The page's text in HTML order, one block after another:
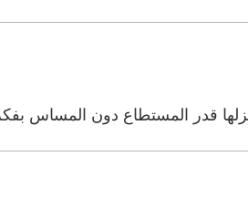
قدر المستطاع دون المساس